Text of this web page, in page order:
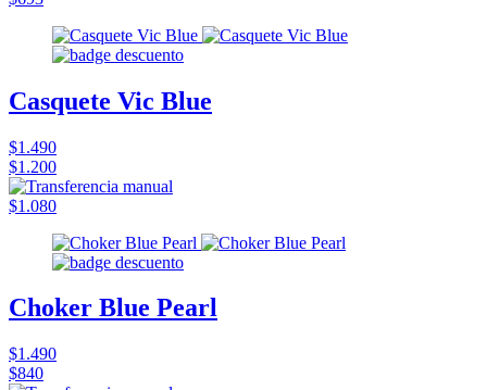
Casquete Vic Blue
$1.490
$1.200
$1.080
Choker Blue Pearl
$1.490
$840